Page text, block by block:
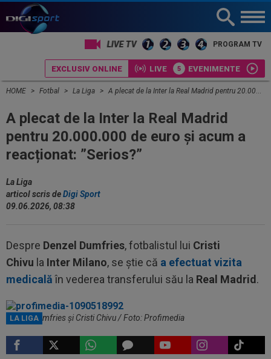
PROGRAM TV
EXCLUSIV ONLINE LIVE EVENIMENTE
HOME Fotbal La Liga A plecat de la Inter la Real Madrid pentru 20.000.000 de euro și acum a reacționat: ”Serios?”
A plecat de la Inter la Real Madrid
pentru 20.000.000 de euro și acum a
reacționat: ”Serios?”
La Liga
articol scris deDigi Sport
09.06.2026, 08:38
Despre Denzel Dumfries, fotbalistul lui Cristi
Chivu la Inter Milano, se știe că a efectuat vizita
medicalăîn vederea transferului său la Real Madrid .
LA LIGA
Denzel Dumfries și Cristi Chivu / Foto: Profimedia